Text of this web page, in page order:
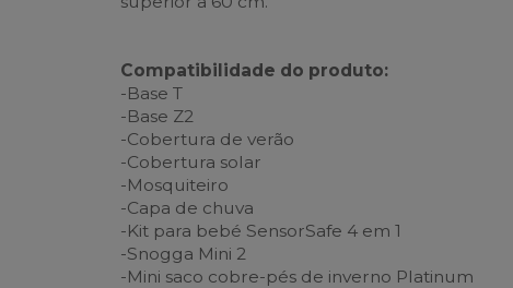
Compatibilidade do produto:
-Base T
-Base Z2
-Cobertura de verão
-Cobertura solar
-Mosquiteiro
-Capa de chuva
-Kit para bebé SensorSafe 4 em 1
-Snogga Mini 2
-Mini saco cobre-pés de inverno Platinum